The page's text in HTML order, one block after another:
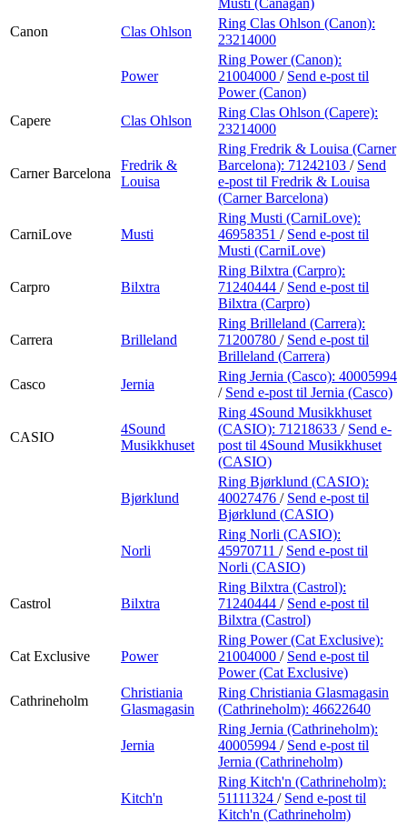
Canon
Clas Ohlson
Ring Clas Ohlson (Canon):
23214000
Power
Ring Power (Canon):
21004000 / Send e-post til
Power (Canon)
Capere
Clas Ohlson
Ring Clas Ohlson (Capere):
23214000
Carner Barcelona
Fredrik &
Louisa
Ring Fredrik & Louisa (Carner
Barcelona): 71242103 / Send
e-post til Fredrik & Louisa
(Carner Barcelona)
CarniLove Musti
Ring Musti (CarniLove):
46958351 / Send e-post til
Musti (CarniLove)
Carpro Bilxtra
Ring Bilxtra (Carpro):
71240444 / Send e-post til
Bilxtra (Carpro)
Carrera Brilleland
Ring Brilleland (Carrera):
71200780 / Send e-post til
Brilleland (Carrera)
Casco
Jernia
Ring Jernia (Casco): 40005994
/ Send e-post til Jernia (Casco)
CASIO
4Sound
Musikkhuset
Ring 4Sound Musikkhuset
(CASIO): 71218633 / Send e-
post til 4Sound Musikkhuset
(CASIO)
Bjørklund
Ring Bjørklund (CASIO):
40027476 / Send e-post til
Bjørklund (CASIO)
Norli
Ring Norli (CASIO):
45970711 / Send e-post til
Norli (CASIO)
Castrol Bilxtra
Ring Bilxtra (Castrol):
71240444 / Send e-post til
Bilxtra (Castrol)
Cat Exclusive Power
Ring Power (Cat Exclusive):
21004000 / Send e-post til
Power (Cat Exclusive)
Cathrineholm
Christiania
Glasmagasin
Ring Christiania Glasmagasin
(Cathrineholm): 46622640
Jernia
Ring Jernia (Cathrineholm):
40005994 / Send e-post til
Jernia (Cathrineholm)
Kitch'n
Ring Kitch'n (Cathrineholm):
51111324 / Send e-post til
Kitch'n (Cathrineholm)